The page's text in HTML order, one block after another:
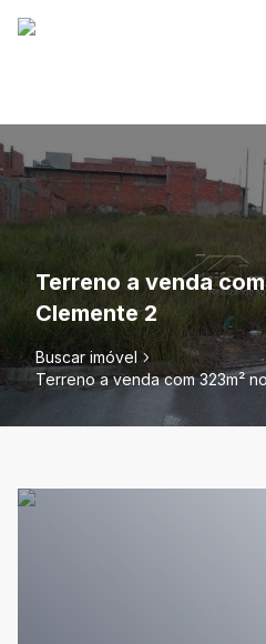
Terreno a venda
Clemente 2
Buscar imóvel
Terreno a venda com 323m²